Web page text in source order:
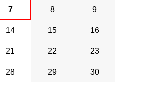
7 8 9
14 15 16
21 22 23
28 29 30